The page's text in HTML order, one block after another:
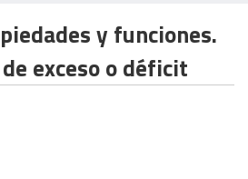
y funciones.
exceso o déficit